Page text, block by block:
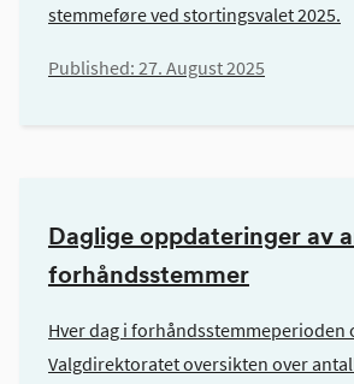
stemmeføre ved stortingsvalet 2025.
Published: 27. August 2025
Daglige oppdateringer av
forhåndsstemmer
Hver dag i forhåndsstemmeperioden
Valgdirektoratet oversikten over